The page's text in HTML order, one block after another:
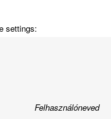
settings:
Felhasználóneved